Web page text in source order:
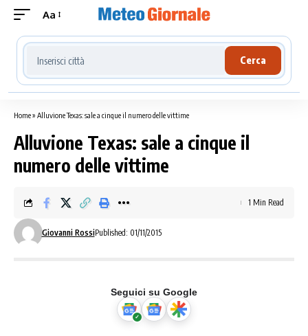
Aa
Cerca località meteo
Cerca
Home» Alluvione Texas: sale a cinque il numero delle vittime
Alluvione Texas: sale a cinque il
numero delle vittime
Giovanni RossiPublished: 01/11/2015
1 Min Read
Seguici su Google